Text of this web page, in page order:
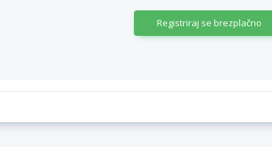
Registriraj se brezplačno